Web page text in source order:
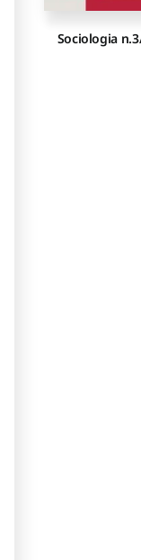
Sociologia